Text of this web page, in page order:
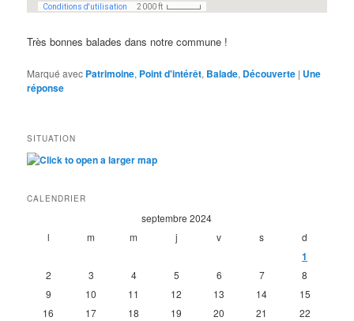
Très bonnes balades dans notre commune !
Marqué avec Patrimoine, Point d'intérêt, Balade, Découverte | Une
réponse
SITUATION
CALENDRIER
septembre 2024
l
m m j v s d
1
2 3 4 5 6 7
8
9
10 11 12 13 14
15
16
17 18 19 20 21
22